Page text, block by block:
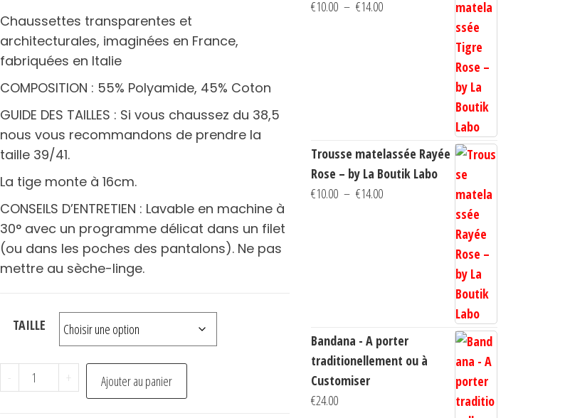
Chaussettes transparentes et
architecturales, imaginées en France,
fabriquées en Italie
COMPOSITION : 55% Polyamide, 45% Coton
GUIDE DES TAILLES : Si vous chaussez du 38,5
nous vous recommandons de prendre la
taille 39/41.
La tige monte à 16cm.
CONSEILS D’ENTRETIEN : Lavable en machine à
30° avec un programme délicat dans un filet
(ou dans les poches des pantalons). Ne pas
mettre au sèche-linge.
TAILLE
-
quantité
de
+ Ajouter au panier
€10.00 – €14.00Plage
Trousse matelassée Rayée
Rose – by La Boutik Labo
€10.00 – €14.00Plage
Bandana - A porter
traditionellement ou à
Customiser
€24.00